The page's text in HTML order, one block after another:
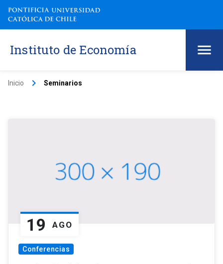
Instituto de Economía
Inicio keyboard_arrow_right Seminarios
19 AGO
Conferencias